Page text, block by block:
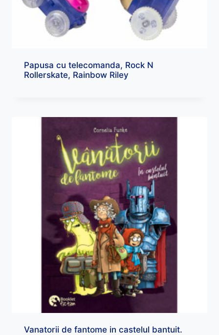
Papusa cu telecomanda, Rock N
Rollerskate, Rainbow Riley
Vanatorii de fantome in castelul bantuit.